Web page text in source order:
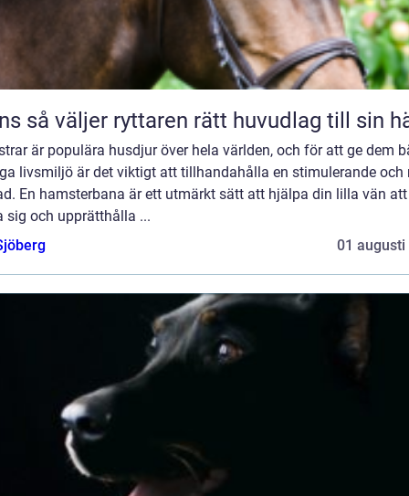
Träns så väljer ryttaren rätt huvudlag till sin
är populära husdjur över hela världen, och för att ge dem
livsmiljö är det viktigt att tillhandahålla en stimulerande och
En hamsterbana är ett utmärkt sätt att hjälpa din lilla vän att
sig och upprätthålla ...
01 augusti